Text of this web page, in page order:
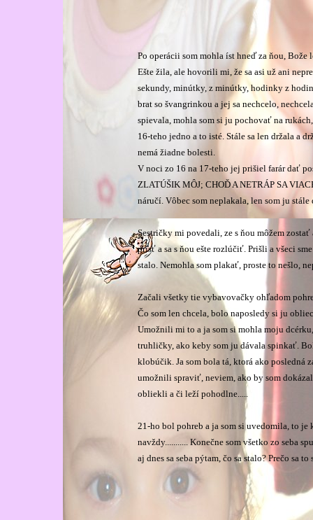
Po operácii som mohla íst hneď za ňou,
Ešte žila, ale hovorili mi, že sa asi už ani
sekundy, minútky, z minútky, hodinky z
brat so švangrinkou a jej sa nechcelo,
spievala, mohla som si ju pochovať na
16-teho jedno a to isté. Stále sa len držala a
nemá žiadne bolesti.
V noci zo 16 na 17-teho jej prišiel farár dať
ZLATÚŠIK MÔJ; CHOĎ A NETRÁP SA
náručí. Vôbec som neplakala, len som ju
Sestričky mi povedali, ze s ňou môžem
prísť a sa s ňou ešte rozlúčiť. Prišli a všeci
stalo. Nemohla som plakať, proste to nešlo,
Začali všetky tie vybavovačky ohľadom
Čo som len chcela, bolo naposledy si ju
Umožnili mi to a ja som si mohla moju
truhličky, ako keby som ju dávala spinkať.
klobúčik. Ja som bola tá, ktorá ako
umožnili spraviť, neviem, ako by som
obliekli a či leží pohodlne.....
21-ho bol pohreb a ja som si uvedomila, to
navždy........... Konečne som všetko zo seba
aj dnes sa seba pýtam, čo sa stalo? Prečo sa